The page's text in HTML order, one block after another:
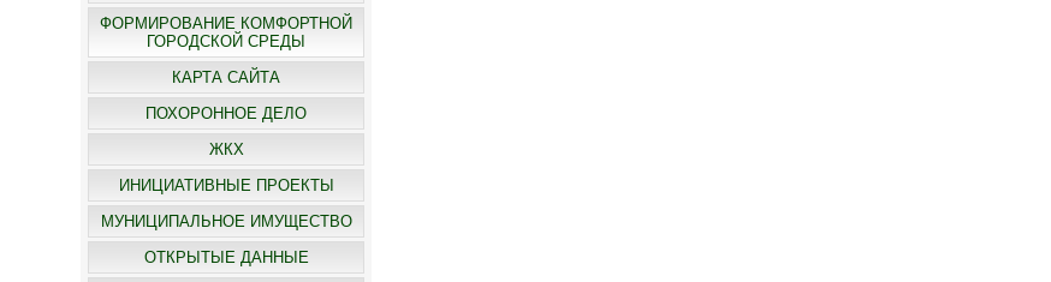
ФОРМИРОВАНИЕ КОМФОРТНОЙ
ГОРОДСКОЙ СРЕДЫ
КАРТА САЙТА
ПОХОРОННОЕ ДЕЛО
ЖКХ
ИНИЦИАТИВНЫЕ ПРОЕКТЫ
МУНИЦИПАЛЬНОЕ ИМУЩЕСТВО
ОТКРЫТЫЕ ДАННЫЕ